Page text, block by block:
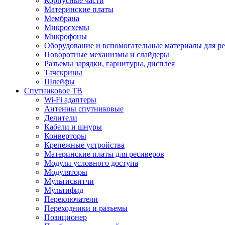
Материнские платы
Мембрана
Микросхемы
Микрофоны
Оборудование и вспомогательные материалы для
Поворотные механизмы и слайдеры
Разъемы зарядки, гарнитуры, дисплея
Тачскрины
Шлейфы
Спутниковое ТВ
Wi-Fi адаптеры
Антенны спутниковые
Делители
Кабели и шнуры
Конверторы
Крепежные устройства
Материнские платы для ресиверов
Модули условного доступа
Модуляторы
Мультисвитчи
Мультифид
Переключатели
Переходники и разъемы
Позиционер